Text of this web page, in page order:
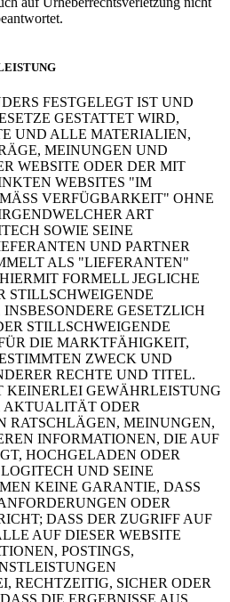
FESTGELEGT IST UND
GESTATTET WIRD,
UND ALLE MATERIALIEN,
MEINUNGEN UND
WEBSITE ODER DER MIT
WEBSITES "IM
VERFÜGBARKEIT" OHNE
ART
SOWIE SEINE
UND PARTNER
ALS "LIEFERANTEN"
FORMELL JEGLICHE
STILLSCHWEIGENDE
GESETZLICH
STILLSCHWEIGENDE
DIE MARKTFÄHIGKEIT,
ZWECK UND
RECHTE UND TITEL.
KEINERLEI GEWÄHRLEISTUNG
AKTUALITÄT ODER
RATSCHLÄGEN, MEINUNGEN,
INFORMATIONEN, DIE AUF
HOCHGELADEN ODER
UND SEINE
KEINE GARANTIE, DASS
ODER
DASS DER ZUGRIFF AUF
AUF DIESER WEBSITE
POSTINGS,
RECHTZEITIG, SICHER ODER